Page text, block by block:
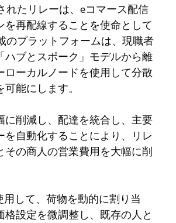
れたリレーは、eコマース配信
を再配線することを使命として
のプラットフォームは、現職者
ハブとスポーク」モデルから離
ローカルノードを使用して分散
能にします。
に削減し、配達を統合し、主要
を自動化することにより、リレ
その商人の営業費用を大幅に削
用して、荷物を動的に割り当
格設定を微調整し、既存の人と